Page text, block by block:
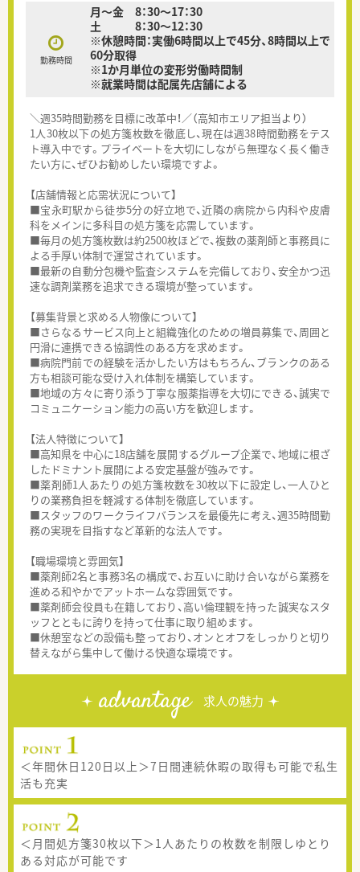
勤務時間
月～金 8：30～17：30
土 8：30～12：30
※休憩時間：実働6時間以上で45分、8時間以上で
60分取得
※1か月単位の変形労働時間制
※就業時間は配属先店舗による
＼週35時間勤務を目標に改革中！／（高知市エリア担当より）
1人30枚以下の処方箋枚数を徹底し、現在は週38時間勤務をテス
ト導入中です。プライベートを大切にしながら無理なく長く働き
たい方に、ぜひお勧めしたい環境ですよ。
【店舗情報と応需状況について】
■宝永町駅から徒歩5分の好立地で、近隣の病院から内科や皮膚
科をメインに多科目の処方箋を応需しています。
■毎月の処方箋枚数は約2500枚ほどで、複数の薬剤師と事務員に
よる手厚い体制で運営されています。
■最新の自動分包機や監査システムを完備しており、安全かつ迅
速な調剤業務を追求できる環境が整っています。
【募集背景と求める人物像について】
■さらなるサービス向上と組織強化のための増員募集で、周囲と
円滑に連携できる協調性のある方を求めます。
■病院門前での経験を活かしたい方はもちろん、ブランクのある
方も相談可能な受け入れ体制を構築しています。
■地域の方々に寄り添う丁寧な服薬指導を大切にできる、誠実で
コミュニケーション能力の高い方を歓迎します。
【法人特徴について】
■高知県を中心に18店舗を展開するグループ企業で、地域に根ざ
したドミナント展開による安定基盤が強みです。
■薬剤師1人あたりの処方箋枚数を30枚以下に設定し、一人ひと
りの業務負担を軽減する体制を徹底しています。
■スタッフのワークライフバランスを最優先に考え、週35時間勤
務の実現を目指すなど革新的な法人です。
【職場環境と雰囲気】
■薬剤師2名と事務3名の構成で、お互いに助け合いながら業務を
進める和やかでアットホームな雰囲気です。
■薬剤師会役員も在籍しており、高い倫理観を持った誠実なスタ
ッフとともに誇りを持って仕事に取り組めます。
■休憩室などの設備も整っており、オンとオフをしっかりと切り
替えながら集中して働ける快適な環境です。
advantage 求人の魅力
＜年間休日120日以上＞7日間連続休暇の取得も可能で私生
活も充実
＜月間処方箋30枚以下＞1人あたりの枚数を制限しゆとり
ある対応が可能です